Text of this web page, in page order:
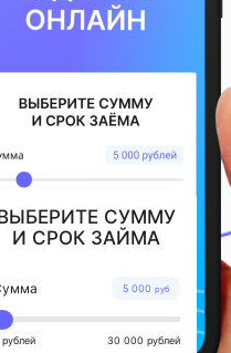
СУММУ
И СРОК ЗАЙМА
5 000 руб
30 000 рублей